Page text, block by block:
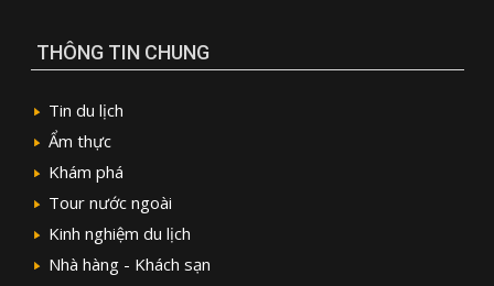
THÔNG TIN CHUNG
Tin du lịch
Ẩm thực
Khám phá
Tour nước ngoài
Kinh nghiệm du lịch
Nhà hàng - Khách sạn